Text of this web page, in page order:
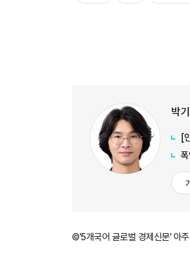
박
[
©'5개국어 글로벌 경제신문' 아